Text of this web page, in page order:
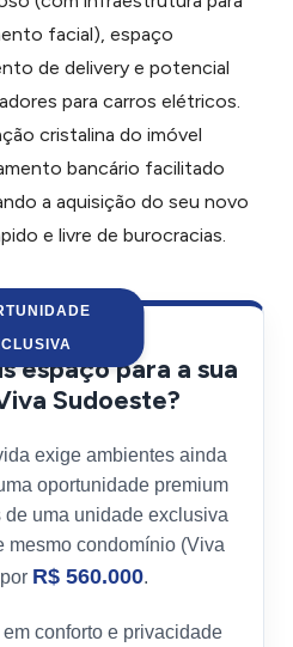
facial), espaço
de delivery e potencial
para carros elétricos.
cristalina do imóvel
bancário facilitado
a aquisição do seu novo
e livre de burocracias.
espaço para a sua
Sudoeste?
exige ambientes ainda
oportunidade premium
uma unidade exclusiva
mesmo condomínio (Viva
R$ 560.000.
conforto e privacidade